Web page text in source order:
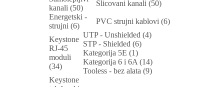
kanali (50)
Šlicovani kanali (50)
Energetski -
strujni (6)
PVC strujni kablovi (6)
Keystone
RJ-45
moduli
(34)
UTP - Unshielded (4)
STP - Shielded (6)
Kategorija 5E (1)
Kategorija 6 i 6A (14)
Tooless - bez alata (9)
Keystone